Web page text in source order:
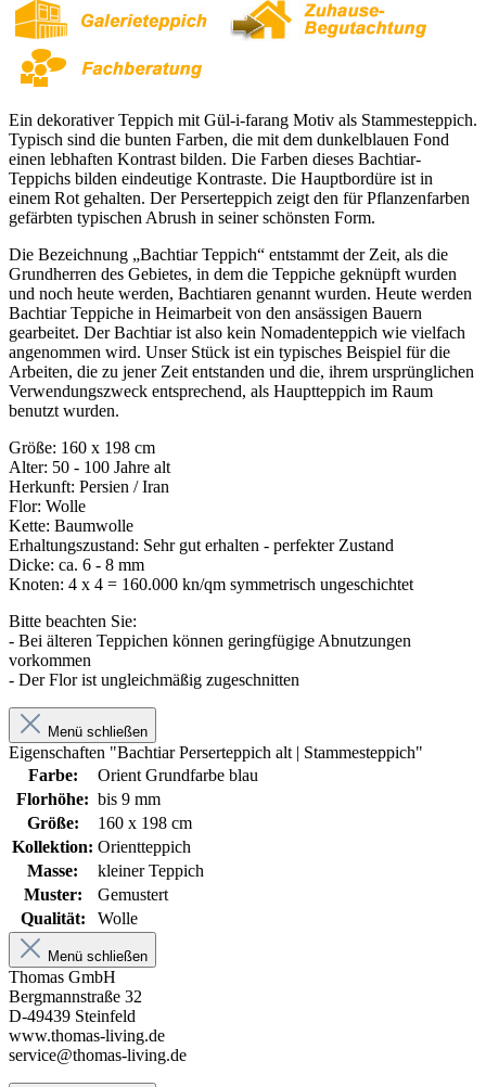
Ein dekorativer Teppich mit Gül-i-farang Motiv als Stammesteppich.
Typisch sind die bunten Farben, die mit dem dunkelblauen Fond
einen lebhaften Kontrast bilden. Die Farben dieses Bachtiar-
Teppichs bilden eindeutige Kontraste. Die Hauptbordüre ist in
einem Rot gehalten. Der Perserteppich zeigt den für Pflanzenfarben
gefärbten typischen Abrush in seiner schönsten Form.
Die Bezeichnung „Bachtiar Teppich“ entstammt der Zeit, als die
Grundherren des Gebietes, in dem die Teppiche geknüpft wurden
und noch heute werden, Bachtiaren genannt wurden. Heute werden
Bachtiar Teppiche in Heimarbeit von den ansässigen Bauern
gearbeitet. Der Bachtiar ist also kein Nomadenteppich wie vielfach
angenommen wird. Unser Stück ist ein typisches Beispiel für die
Arbeiten, die zu jener Zeit entstanden und die, ihrem ursprünglichen
Verwendungszweck entsprechend, als Hauptteppich im Raum
benutzt wurden.
Größe: 160 x 198 cm
Alter: 50 - 100 Jahre alt
Herkunft: Persien / Iran
Flor: Wolle
Kette: Baumwolle
Erhaltungszustand: Sehr gut erhalten - perfekter Zustand
Dicke: ca. 6 - 8 mm
Knoten: 4 x 4 = 160.000 kn/qm symmetrisch ungeschichtet
Bitte beachten Sie:
- Bei älteren Teppichen können geringfügige Abnutzungen
vorkommen
- Der Flor ist ungleichmäßig zugeschnitten
Menü schließen
Eigenschaften "Bachtiar Perserteppich alt | Stammesteppich"
Farbe:
Orient Grundfarbe blau
Florhöhe: bis 9 mm
Größe:
160 x 198 cm
Kollektion: Orientteppich
Masse:
kleiner Teppich
Muster:
Gemustert
Qualität:
Wolle
Menü schließen
Thomas GmbH
Bergmannstraße 32
D-49439 Steinfeld
www.thomas-living.de
service@thomas-living.de